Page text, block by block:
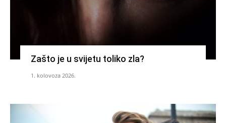
Zašto je u svijetu toliko zla?
1. kolovoza 2026.